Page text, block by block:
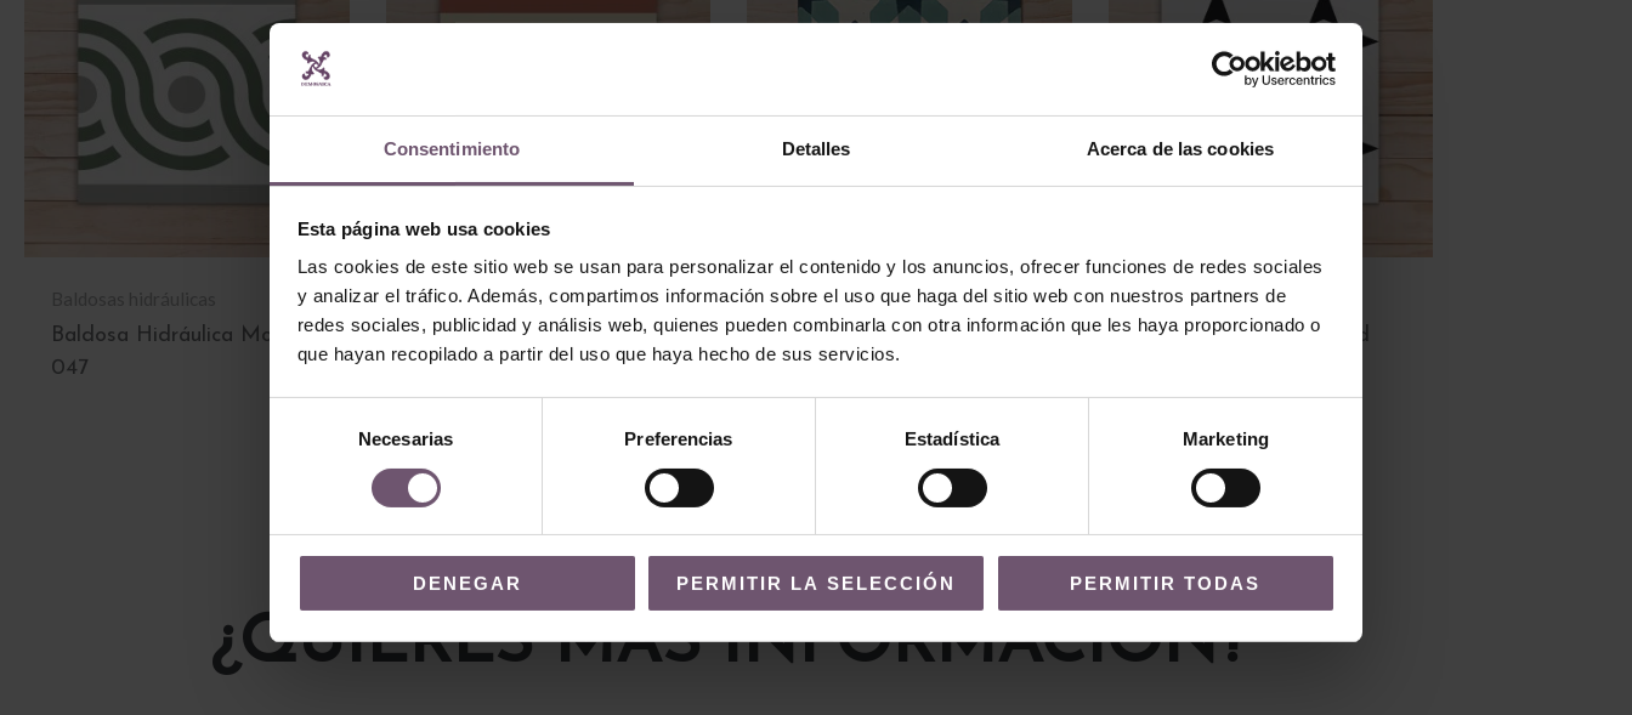
Consentimiento Detalles Acerca de las cookies
Esta página web usa cookies
Las cookies de este sitio web se usan para personalizar el contenido y los anuncios, ofrecer funciones de redes sociales
y analizar el tráfico. Además, compartimos información sobre el uso que haga del sitio web con nuestros partners de
redes sociales, publicidad y análisis web, quienes pueden combinarla con otra información que les haya proporcionado o
que hayan recopilado a partir del uso que haya hecho de sus servicios.
consentimiento
Necesarias Preferencias Estadística Marketing
DENEGAR PERMITIR LA SELECCIÓN PERMITIR TODAS
Baldosa Hidráulica Mod
047
Baldosas hidráulicas
Baldosa Hidráulica Mod
064
Baldosas hidráulicas Baldosas hidráulicas
Baldosa Hidráulica Mod
¿QUIERES MÁS INFORMACIÓN?